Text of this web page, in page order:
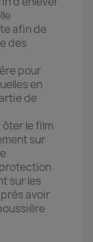
afin de
des
pour
en
de
le film
sur
sur les
avoir